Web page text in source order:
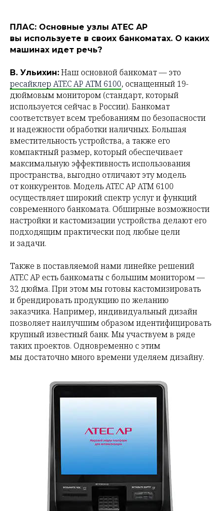
ПЛАС: Основные узлы ATEC AP
вы используете в своих банкоматах. О каких
машинах идет речь?
В. Ульихин: Наш основной банкомат — это
ресайклер ATEC AP ATM 6100, оснащенный 19-
дюймовым монитором (стандарт, который
используется сейчас в России). Банкомат
соответствует всем требованиям по безопасности
и надежности обработки наличных. Большая
вместительность устройства, а также его
компактный размер, который обеспечивает
максимальную эффективность использования
пространства, выгодно отличают эту модель
от конкурентов. Модель ATEC AP ATM 6100
осуществляет широкий спектр услуг и функций
современного банкомата. Обширные возможности
настройки и кастомизации устройства делают его
подходящим практически под любые цели
и задачи.
Также в поставляемой нами линейке решений
ATEC AP есть банкоматы с большим монитором —
32 дюйма. При этом мы готовы кастомизировать
и брендировать продукцию по желанию
заказчика. Например, индивидуальный дизайн
позволяет наилучшим образом идентифицировать
крупный известный банк. Мы участвуем в ряде
таких проектов. Одновременно с этим
мы достаточно много времени уделяем дизайну.